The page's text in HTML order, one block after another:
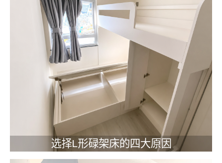
选择L形碌架床的四大原因